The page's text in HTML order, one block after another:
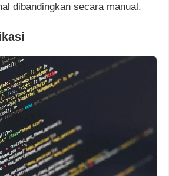
dibandingkan secara manual.